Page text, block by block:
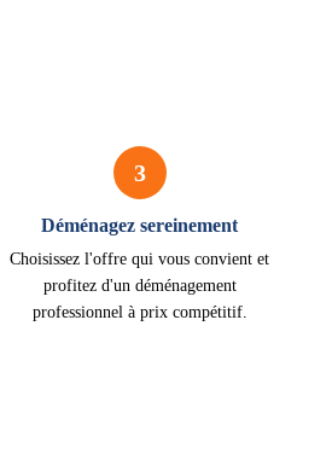
3
Déménagez sereinement
Choisissez l'offre qui vous convient et
profitez d'un déménagement
professionnel à prix compétitif.